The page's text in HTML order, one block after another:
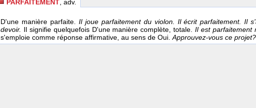
PARFAITEMENT , adv.
D'une manière parfaite. Il joue parfaitement du violon. Il écrit parfaitement. Il
devoir. Il signifie quelquefois D'une manière complète, totale. Il est parfaitement
s'emploie comme réponse affirmative, au sens de Oui.Approuvez-vous ce